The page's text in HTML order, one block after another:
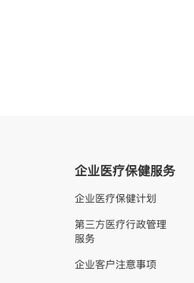
企业医疗保健服务
企业医疗保健计划
第三方医疗行政管理
服务
企业客户注意事项